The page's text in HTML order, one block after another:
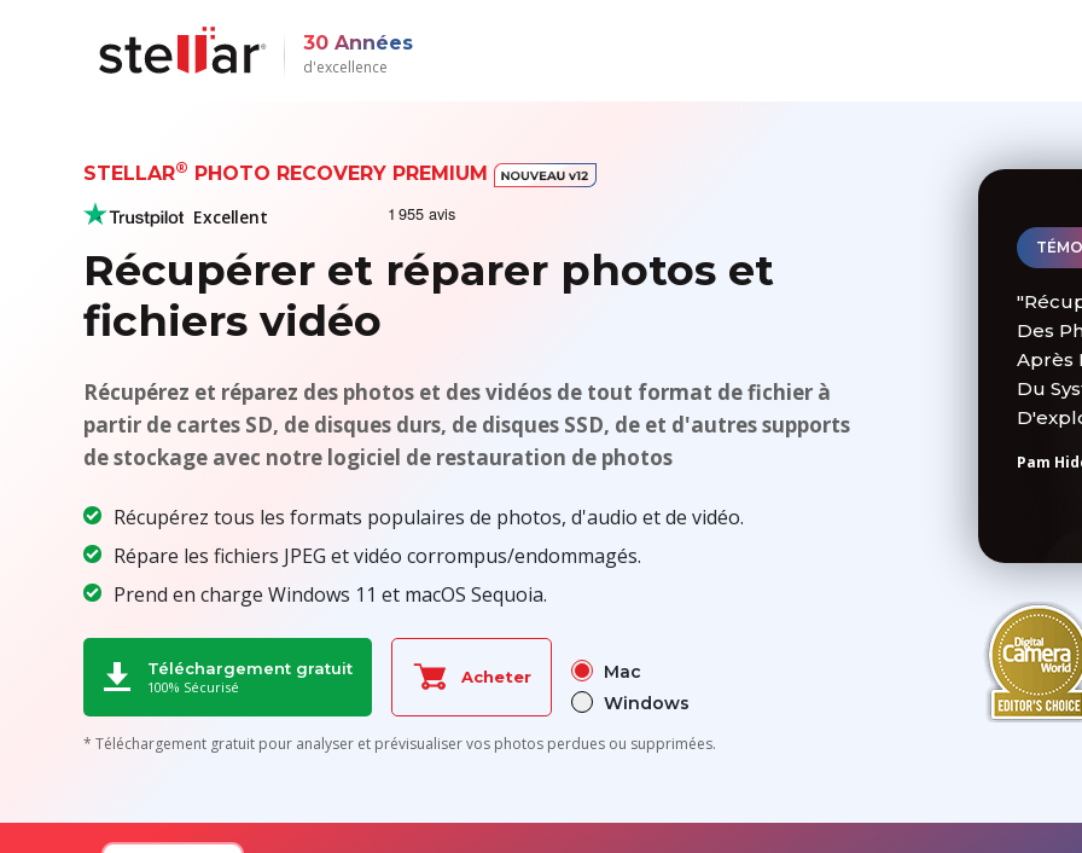
30 Années
d'excellence
STELLAR® PHOTO RECOVERY PREMIUM
Excellent
Récupérer et réparer photos et
fichiers vidéo
Récupérez et réparez des photos et des vidéos de tout format de fichier à
partir de cartes SD, de disques durs, de disques SSD, de et d'autres supports
de stockage avec notre logiciel de restauration de photos
Récupérez tous les formats populaires de photos, d'audio et de vidéo.
Répare les fichiers JPEG et vidéo corrompus/endommagés.
Prend en charge Windows 11 et macOS Sequoia.
Téléchargement gratuit
100% Sécurisé Acheter
Mac
Windows
* Téléchargement gratuit pour analyser et prévisualiser vos photos perdues ou supprimées.
Des
Après
Du
Pam